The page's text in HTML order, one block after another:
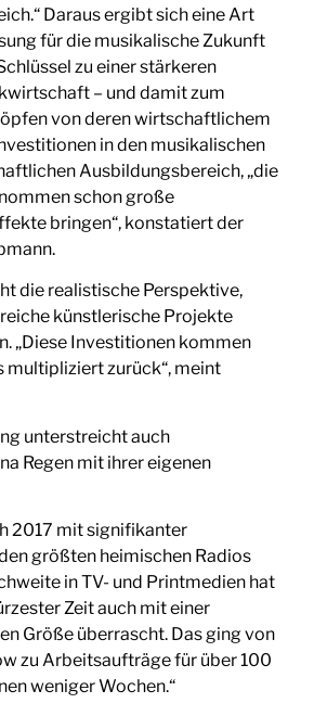
Daraus ergibt sich eine Art
für die musikalische Zukunft
zu einer stärkeren
– und damit zum
von deren wirtschaftlichem
in den musikalischen
Ausbildungsbereich, „die
schon große
bringen“, konstatiert der
die realistische Perspektive,
künstlerische Projekte
„Diese Investitionen kommen
multipliziert zurück“, meint
unterstreicht auch
Regen mit ihrer eigenen
2017 mit signifikanter
größten heimischen Radios
in TV- und Printmedien hat
Zeit auch mit einer
Größe überrascht. Das ging von
zu Arbeitsaufträge für über 100
weniger Wochen.“